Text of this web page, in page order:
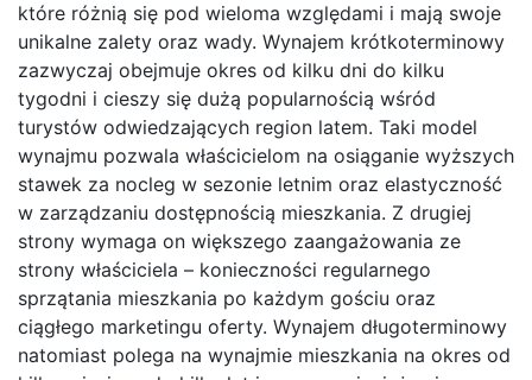
które różnią się pod wieloma względami i mają swoje
unikalne zalety oraz wady. Wynajem krótkoterminowy
zazwyczaj obejmuje okres od kilku dni do kilku
tygodni i cieszy się dużą popularnością wśród
turystów odwiedzających region latem. Taki model
wynajmu pozwala właścicielom na osiąganie wyższych
stawek za nocleg w sezonie letnim oraz elastyczność
w zarządzaniu dostępnością mieszkania. Z drugiej
strony wymaga on większego zaangażowania ze
strony właściciela – konieczności regularnego
sprzątania mieszkania po każdym gościu oraz
ciągłego marketingu oferty. Wynajem długoterminowy
natomiast polega na wynajmie mieszkania na okres od